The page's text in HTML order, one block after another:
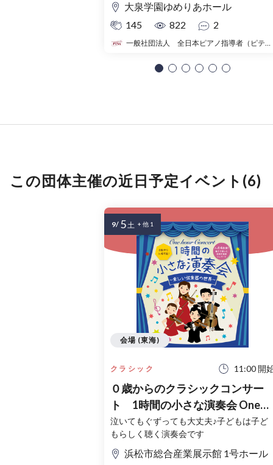
大泉学園ゆめりあホール
145
822 2
一般社団法人 全日本ピアノ指導者（ピティナ）
この団体主催の近日予定イベント(6)
クラシック 11:00 開
０歳からのクラシックコンサー
ト 1時間の小さな演奏会 One
hour Concert 楽しい弦楽器の世
界 浜松公演
泣いてもぐずっても大丈夫♪子どもは子ど
もらしく聴く演奏会です
浜松市総合産業展示館 1号ホール
会場 (東海)
9/ 5土 + 他 1